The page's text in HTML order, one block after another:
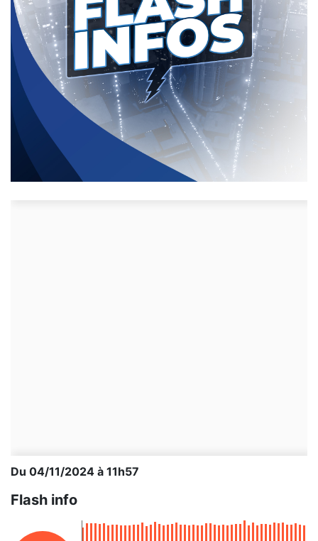
Du 04/11/2024 à 11h57
Flash info